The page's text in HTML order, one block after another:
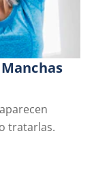
tratarlas.
Piel de las